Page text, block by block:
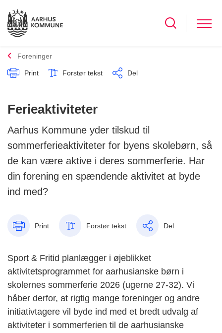
Foreninger
Print Forstør tekst Del
Ferieaktiviteter
Aarhus Kommune yder tilskud til
sommerferieaktiviteter for byens skolebørn, så
de kan være aktive i deres sommerferie. Har
din forening en spændende aktivitet at byde
ind med?
Print Forstør tekst Del
Sport & Fritid planlægger i øjeblikket
aktivitetsprogrammet for aarhusianske børn i
skolernes sommerferie 2026 (ugerne 27-32). Vi
håber derfor, at rigtig mange foreninger og andre
initiativtagere vil byde ind med et bredt udvalg af
aktiviteter i sommerferien til de aarhusianske